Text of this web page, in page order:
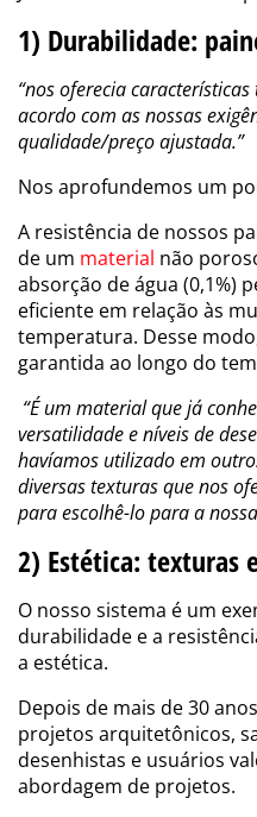
1) Durabilidade:
“nos oferecia
acordo com as nossas
qualidade/preço ajustada.”
Nos aprofundemos um
A resistência de nossos
de um material não
absorção de água (0,1%)
eficiente em relação às
temperatura. Desse
garantida ao longo do
“É um material que já
versatilidade e níveis de
havíamos utilizado em
diversas texturas que nos
para escolhê-lo para a
2) Estética: texturas
O nosso sistema é um
durabilidade e a
a estética.
Depois de mais de 30
projetos arquitetônicos,
desenhistas e usuários
abordagem de projetos.